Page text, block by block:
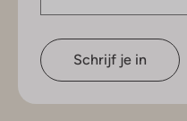
Schrijf je in